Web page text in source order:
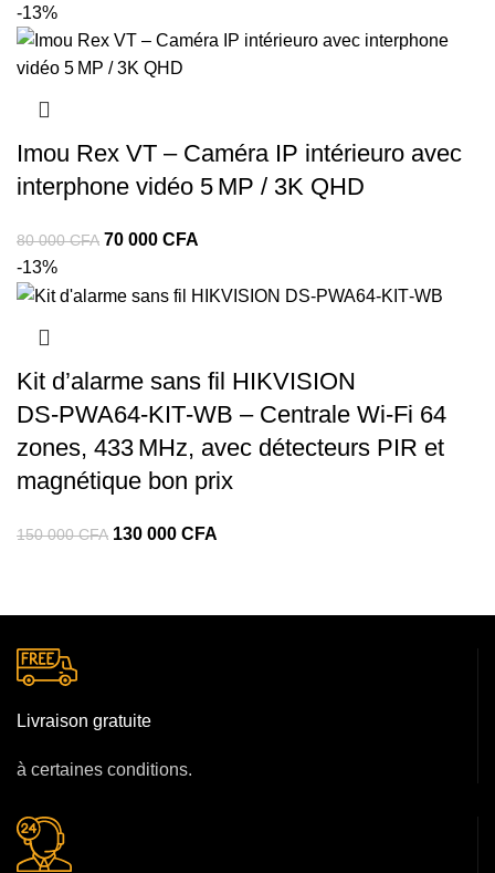
initial
était :
actuel
-13%
Imou Rex VT – Caméra IP intérieuro avec
interphone vidéo 5 MP / 3K QHD
80 000CFA Le
initial
000 CFA.
70 000 CFA
actuel
000 CFA.
-13%
Kit d’alarme sans fil HIKVISION
DS‑PWA64‑KIT‑WB – Centrale Wi-Fi 64
zones, 433 MHz, avec détecteurs PIR et
magnétique bon prix
150 000CFA Le
était :
130 000 CFA
est :
Livraison gratuite
à certaines conditions.